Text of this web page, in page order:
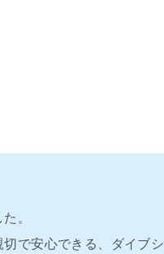
。
で安心できる、ダイブ